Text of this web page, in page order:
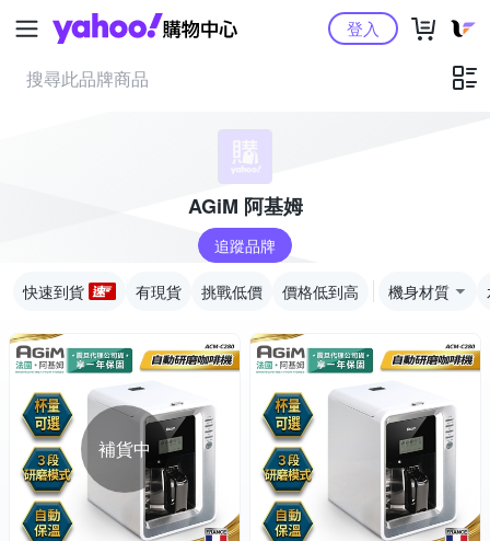
Yahoo購物中心登入
AGiM 阿基姆
追蹤品牌
快速到貨 有現貨 挑戰低價 價格低到高 機身材質
補貨中